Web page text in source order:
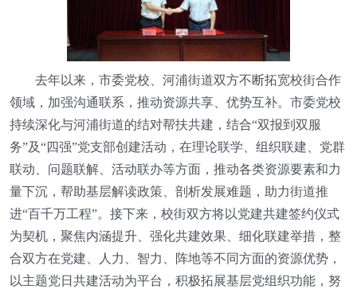
去年以来，市委党校、河浦街道双方不断拓宽校街合作
领域，加强沟通联系，推动资源共享、优势互补。市委党校
持续深化与河浦街道的结对帮扶共建，结合“双报到双服
务”及“四强”党支部创建活动，在理论联学、组织联建、党群
联动、问题联解、活动联办等方面，推动各类资源要素和力
量下沉，帮助基层解读政策、剖析发展难题，助力街道推
进“百千万工程”。接下来，校街双方将以党建共建签约仪式
为契机，聚焦内涵提升、强化共建效果、细化联建举措，整
合双方在党建、人力、智力、阵地等不同方面的资源优势，
以主题党日共建活动为平台，积极拓展基层党组织功能，努